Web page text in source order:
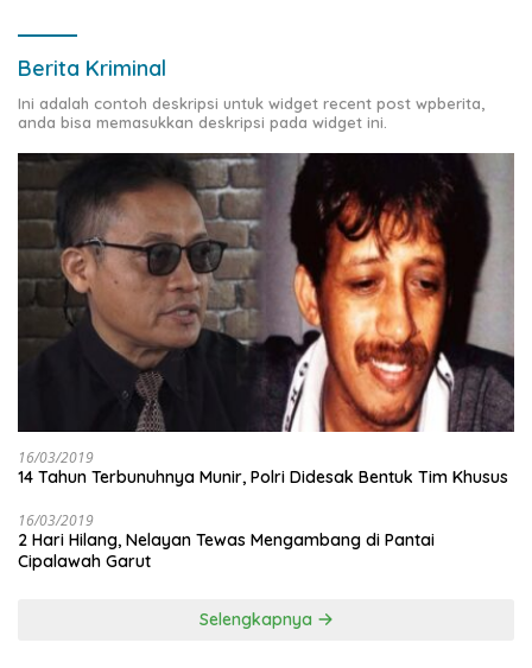
Berita Kriminal
Ini adalah contoh deskripsi untuk widget recent post wpberita,
anda bisa memasukkan deskripsi pada widget ini.
16/03/2019
14 Tahun Terbunuhnya Munir, Polri Didesak Bentuk Tim Khusus
16/03/2019
2 Hari Hilang, Nelayan Tewas Mengambang di Pantai
Cipalawah Garut
Selengkapnya